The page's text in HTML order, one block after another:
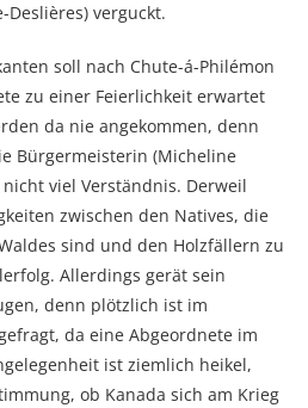
Deslières) verguckt.
soll nach Chute-á-Philémon
zu einer Feierlichkeit erwartet
da nie angekommen, denn
Bürgermeisterin (Micheline
viel Verständnis. Derweil
zwischen den Natives, die
sind und den Holzfällern zu
Allerdings gerät sein
denn plötzlich ist im
da eine Abgeordnete im
ist ziemlich heikel,
ob Kanada sich am Krieg